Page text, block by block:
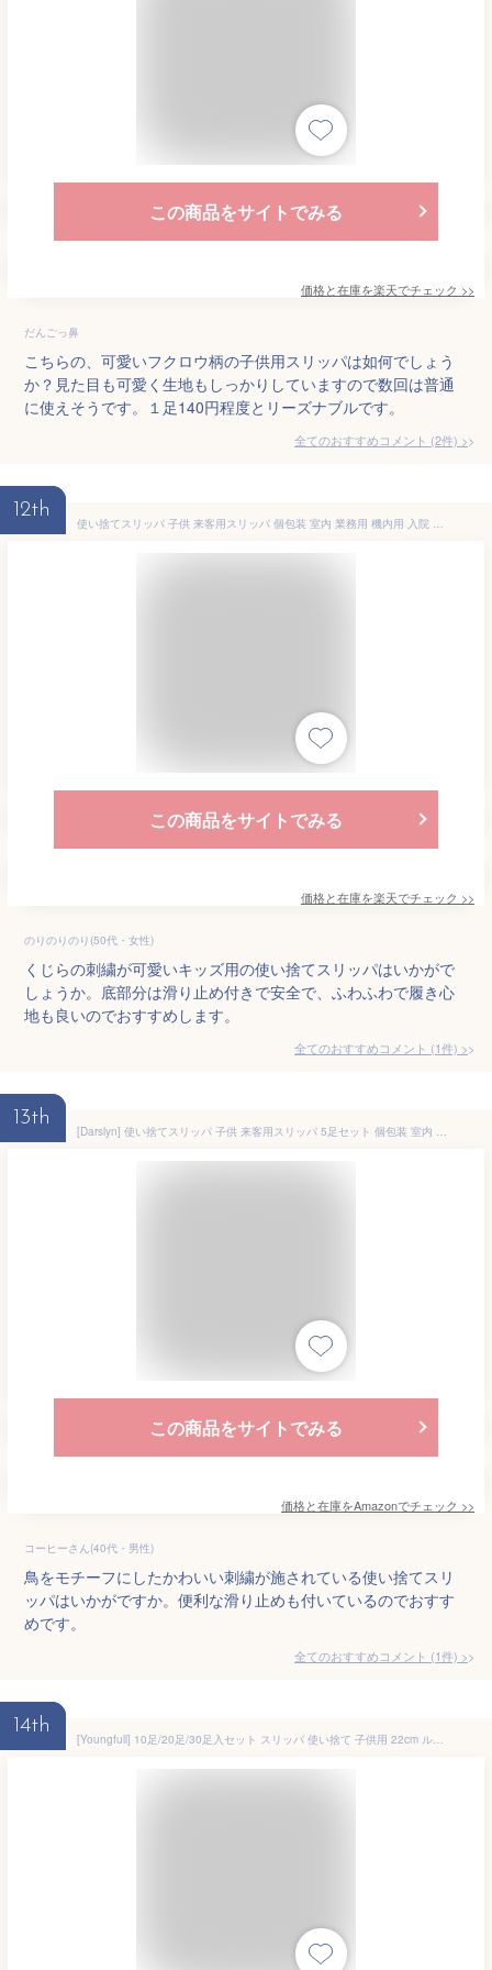
この商品をサイトでみる
価格と在庫を楽天でチェック >>
だんごっ鼻
こちらの、可愛いフクロウ柄の子供用スリッパは如何でしょう
か？見た目も可愛く生地もしっかりしていますので数回は普通
に使えそうです。１足140円程度とリーズナブルです。
全てのおすすめコメント (2件) >
12th
使い捨てスリッパ 子供 来客用スリッパ 個包装 室内 業務用 機内用 入院 旅行 お風呂 商務用 介護用 高級 滑り止め 避難 ルームシューズ(ホワイト, Free Size)
この商品をサイトでみる
価格と在庫を楽天でチェック >>
のりのりのり(50代・女性)
くじらの刺繍が可愛いキッズ用の使い捨てスリッパはいかがで
しょうか。底部分は滑り止め付きで安全で、ふわふわで履き心
地も良いのでおすすめします。
全てのおすすめコメント (1件) >
13th
[Darslyn] 使い捨てスリッパ 子供 来客用スリッパ 5足セット 個包装 室内 業務用 機内用 入院 旅行 お風呂 商務用 介護用 高級 滑り止め 避難 ルームシューズ
この商品をサイトでみる
価格と在庫をAmazonでチェック >>
コーヒーさん(40代・男性)
鳥をモチーフにしたかわいい刺繍が施されている使い捨てスリ
ッパはいかがですか。便利な滑り止めも付いているのでおすす
めです。
全てのおすすめコメント (1件) >
14th
[Youngfull] 10足/20足/30足入セット スリッパ 使い捨て 子供用 22cm ルームシューズ 男の子 女の子 可愛い ふくろう 綿麻 軽量 厚底 滑り止め 個包装 洗濯可 来客用 ホテル用 業務用 旅行用 自宅用 病院 施設 住宅展示場 イベント (10足入セット)